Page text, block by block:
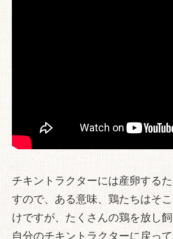
チキントラクターには産卵する
すので、ある意味、鶏たちはそ
けですが、たくさんの鶏を放し飼
自分のチキントラクターに戻っ